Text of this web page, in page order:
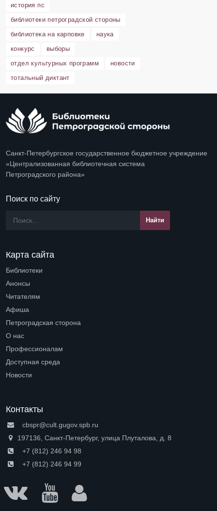
история пс
библиотеки петроградской стороны
библиотека на карповке
наука
конкурс
выборы
отдел культурных программ
новости
тотальный диктант
Санкт-Петербургское государственное бюджетное учреждение
«Централизованная библиотечная система
Петроградского района»
Поиск по сайту
Карта сайта
Библиотеки
Анонсы
Читателям
Афиша
Петроградская сторона
О нас
Профессионалам
Доступная среда
Новости
Контакты
cbspr@cult.gugov.spb.ru
197136, Санкт-Петербург, улица Плуталова, д. 8
+7 (812) 246 94 98
+7 (812) 246 94 99